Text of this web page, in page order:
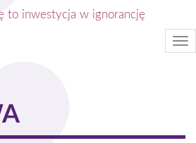
to inwestycja w ignorancję